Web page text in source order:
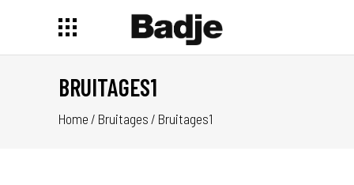
BRUITAGES1
Home / Bruitages / Bruitages1